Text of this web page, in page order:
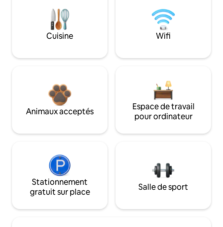
Cuisine Wifi
Animaux acceptés
Espace de travail
pour ordinateur
Stationnement
gratuit sur place
Salle de sport